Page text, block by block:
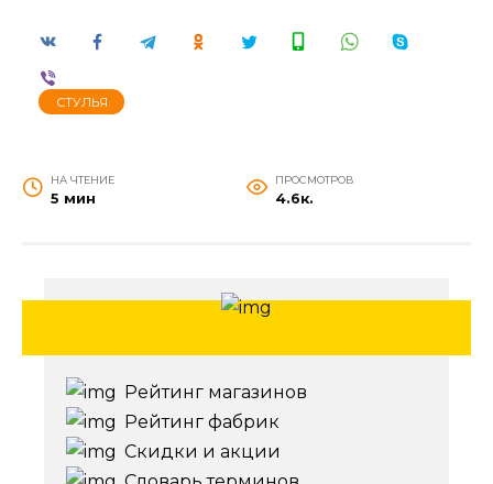
СТУЛЬЯ
НА ЧТЕНИЕ
5 мин
ПРОСМОТРОВ
4.6к.
Рейтинг магазинов
Рейтинг фабрик
Скидки и акции